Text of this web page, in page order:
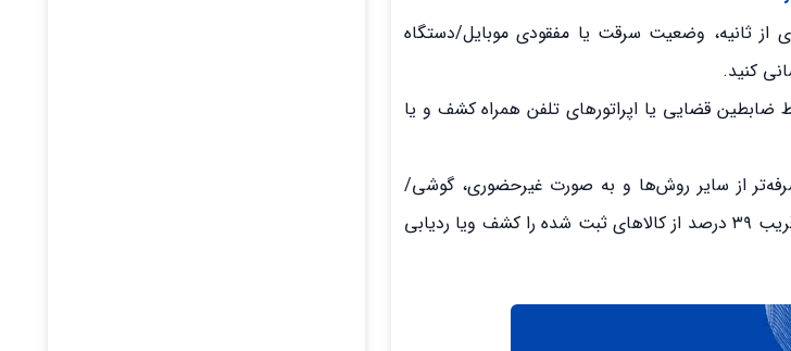
از ثانیه، وضعیت سرقت یا مفقودی موبایل/دستگاه
کنید.
قضایی یا اپراتورهای تلفن همراه کشف و یا
صرفه‌تر از سایر روش‌ها و به صورت غیرحضوری، گوشی/
دستگاه دیجیتال مفقودی شما را ردیابی خواهد کرد. این سامانه تا کنون توانسته است قریب ۳۹ درصد از کالاهای ثبت شده را کشف ویا ردیابی